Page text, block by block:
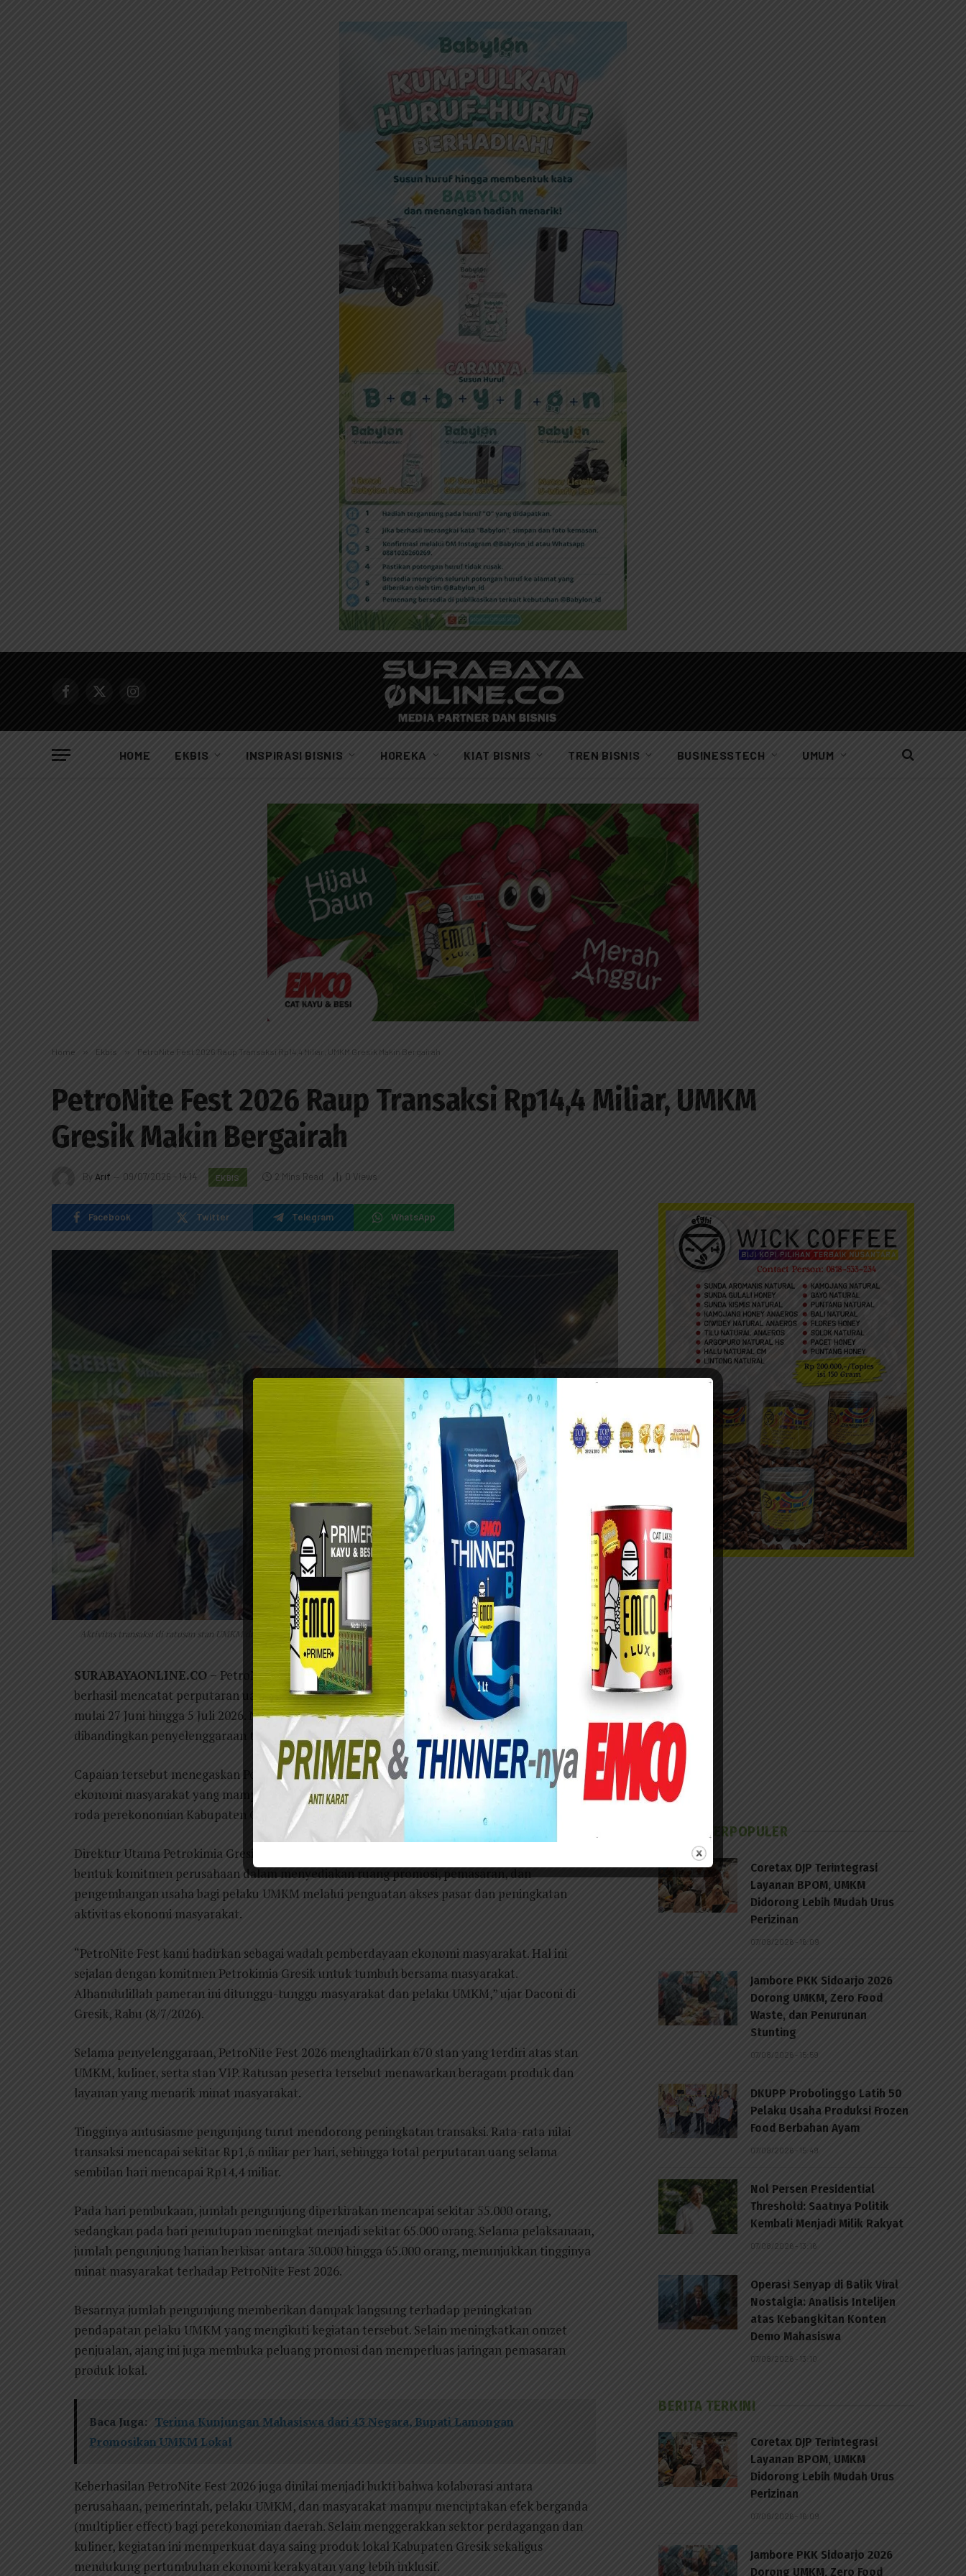
Facebook
X
Instagram
HOME EKBIS INSPIRASI BISNIS HOREKA KIAT BISNIS TREN BISNIS BUSINESSTECH UMUM
Home » Ekbis » PetroNite Fest 2026 Raup Transaksi Rp14,4 Miliar, UMKM Gresik Makin Bergairah
PetroNite Fest 2026 Raup Transaksi Rp14,4 Miliar, UMKM
Gresik Makin Bergairah
By Arif 09/07/2026 - 14:14 EKBIS 2 Mins Read 0 Views
Facebook Twitter Telegram WhatsApp
Aktivitas transaksi di ratusan stan UMKM dan kuliner mewarnai penyelenggaraan PetroNite Fest 2026 di SOR Tri Dharma Gresik.
SURABAYAONLINE.CO – PetroNite Fest 2026 yang diselenggarakan Petrokimia Gresik
berhasil mencatat perputaran uang sebesar Rp14,4 miliar selama sembilan hari pelaksanaan,
mulai 27 Juni hingga 5 Juli 2026. Nilai transaksi tersebut meningkat sekitar 44 persen
dibandingkan penyelenggaraan tahun sebelumnya yang mencapai sekitar Rp10 miliar.
Capaian tersebut menegaskan PetroNite Fest 2026 sebagai salah satu ajang pemberdayaan
ekonomi masyarakat yang mampu mendorong pertumbuhan UMKM sekaligus menggerakkan
roda perekonomian Kabupaten Gresik.
Direktur Utama Petrokimia Gresik, Daconi Khotob, mengatakan PetroNite Fest merupakan
bentuk komitmen perusahaan dalam menyediakan ruang promosi, pemasaran, dan
pengembangan usaha bagi pelaku UMKM melalui penguatan akses pasar dan peningkatan
aktivitas ekonomi masyarakat.
“PetroNite Fest kami hadirkan sebagai wadah pemberdayaan ekonomi masyarakat. Hal ini
sejalan dengan komitmen Petrokimia Gresik untuk tumbuh bersama masyarakat.
Alhamdulillah pameran ini ditunggu-tunggu masyarakat dan pelaku UMKM,” ujar Daconi di
Gresik, Rabu (8/7/2026).
Selama penyelenggaraan, PetroNite Fest 2026 menghadirkan 670 stan yang terdiri atas stan
UMKM, kuliner, serta stan VIP. Ratusan peserta tersebut menawarkan beragam produk dan
layanan yang menarik minat masyarakat.
Tingginya antusiasme pengunjung turut mendorong peningkatan transaksi. Rata-rata nilai
transaksi mencapai sekitar Rp1,6 miliar per hari, sehingga total perputaran uang selama
sembilan hari mencapai Rp14,4 miliar.
Pada hari pembukaan, jumlah pengunjung diperkirakan mencapai sekitar 55.000 orang,
sedangkan pada hari penutupan meningkat menjadi sekitar 65.000 orang. Selama pelaksanaan,
jumlah pengunjung harian berkisar antara 30.000 hingga 65.000 orang, menunjukkan tingginya
minat masyarakat terhadap PetroNite Fest 2026.
Besarnya jumlah pengunjung memberikan dampak langsung terhadap peningkatan
pendapatan pelaku UMKM yang mengikuti kegiatan tersebut. Selain meningkatkan omzet
penjualan, ajang ini juga membuka peluang promosi dan memperluas jaringan pemasaran
produk lokal.
Baca Juga: Terima Kunjungan Mahasiswa dari 43 Negara, Bupati Lamongan
Promosikan UMKM Lokal
Keberhasilan PetroNite Fest 2026 juga dinilai menjadi bukti bahwa kolaborasi antara
perusahaan, pemerintah, pelaku UMKM, dan masyarakat mampu menciptakan efek berganda
(multiplier effect) bagi perekonomian daerah. Selain menggerakkan sektor perdagangan dan
kuliner, kegiatan ini memperkuat daya saing produk lokal Kabupaten Gresik sekaligus
mendukung pertumbuhan ekonomi kerakyatan yang lebih inklusif.
BERITA TERPOPULER
Coretax DJP Terintegrasi
Layanan BPOM, UMKM
Didorong Lebih Mudah Urus
Perizinan
07/08/2026 - 16:09
Jambore PKK Sidoarjo 2026
Dorong UMKM, Zero Food
Waste, dan Penurunan
Stunting
07/08/2026 - 15:59
DKUPP Probolinggo Latih 50
Pelaku Usaha Produksi Frozen
Food Berbahan Ayam
07/08/2026 - 15:49
Nol Persen Presidential
Threshold: Saatnya Politik
Kembali Menjadi Milik Rakyat
07/08/2026 - 13:16
Operasi Senyap di Balik Viral
Nostalgia: Analisis Intelijen
atas Kebangkitan Konten
Demo Mahasiswa
07/08/2026 - 13:10
BERITA TERKINI
Coretax DJP Terintegrasi
Layanan BPOM, UMKM
Didorong Lebih Mudah Urus
Perizinan
07/08/2026 - 16:09
Jambore PKK Sidoarjo 2026
Dorong UMKM, Zero Food